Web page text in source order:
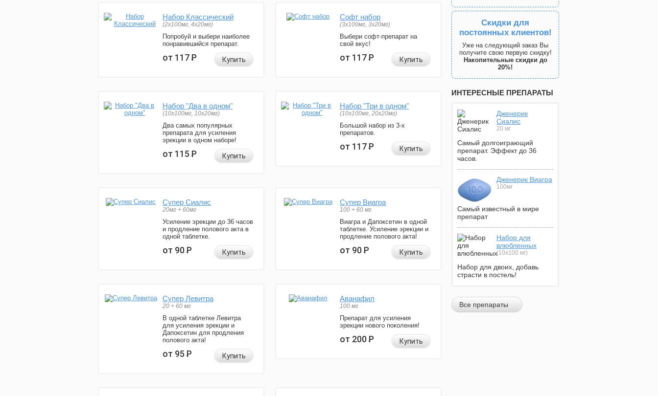
Набор Классический
(2x100мг, 4x20мг)
Попробуй и выбери наиболее
понравившийся препарат.
от 117Р Купить
Софт набор
(3x100мг, 3x20мг)
Выбери софт-препарат на
свой вкус!
от 117Р Купить
Набор "Два в одном"
(10x100мг, 10x20мг)
Два самых популярных
препарата для усиления
эрекции в одном наборе!
от 115Р Купить
Набор "Три в одном"
(10x100мг, 20x20мг)
Большой набор из 3-х
препаратов.
от 117Р Купить
Супер Сиалис
20мг + 60мг
Усиление эрекции до 36 часов
и продление полового акта в
одной таблетке.
от 90Р Купить
Супер Виагра
100 + 60 мг
Виагра и Дапоксетин в одной
таблетке. Усиление эрекции и
продление полового акта!
от 90Р Купить
Супер Левитра
20 + 60 мг
В одной таблетке Левитра
для усиления эрекции и
Дапоксетин для продления
полового акта!
от 95Р Купить
Аванафил
100 мг
Препарат для усиления
эрекции нового поколения!
от 200Р Купить
Скидки для
постоянных клиентов!
Уже на следующий заказ Вы
получите свою первую скидку!
Накопительные скидки до
20%!
ИНТЕРЕСНЫЕ ПРЕПАРАТЫ
Дженерик
Сиалис
20 мг
Самый долгоиграющий
препарат. Эффект до 36
часов.
Дженерик Виагра
100мг
Самый известный в мире
препарат
Набор для
влюбленных
(10х100 мг)
Набор для двоих, добавь
страсти в постель!
Все препараты